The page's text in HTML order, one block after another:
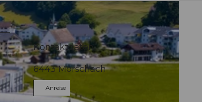
Kontaktdaten
6443Morschach
Anreise